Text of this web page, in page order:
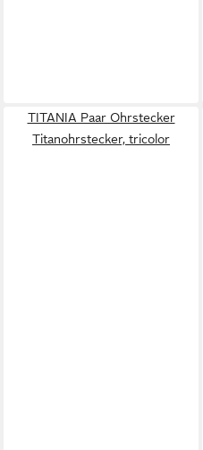
TITANIA Paar Ohrstecker
Titanohrstecker, tricolor